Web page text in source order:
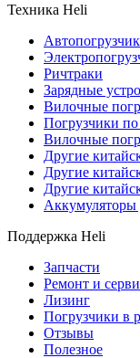
Техника Heli
Ричтраки
Зарядные
Вилочные
Погрузчики
Вилочные
Другие
Другие
Другие
Аккумуляторы
Поддержка Heli
Запчасти
Ремонт и
Лизинг
Погрузчики в
Отзывы
Полезное